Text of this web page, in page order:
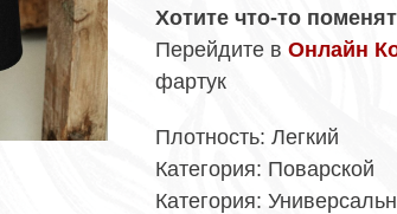
Хотите что-то
Перейдите в Онлайн
фартук
Плотность: Легкий
Категория: Поварской
Категория: